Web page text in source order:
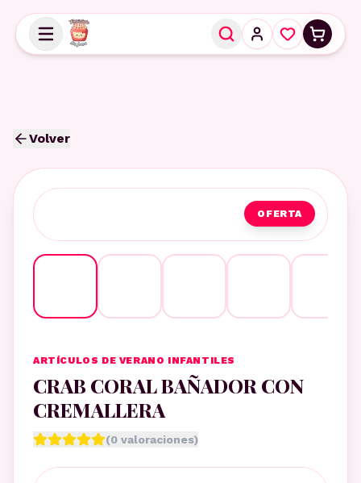
Volver
OFERTA
ARTÍCULOS DE VERANO INFANTILES
CRAB CORAL BAÑADOR CON
CREMALLERA
(0 valoraciones)